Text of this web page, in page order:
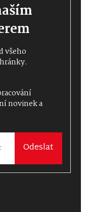
všeho
novinek a
Odeslat